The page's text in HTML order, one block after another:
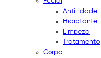
Anti-idade
Hidratante
Limpeza
Tratamento
Corpo